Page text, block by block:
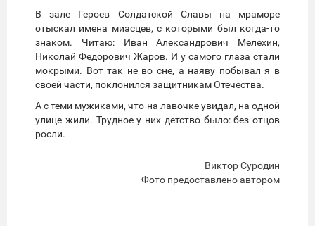
В зале Героев Солдатской Славы на мраморе
отыскал имена миасцев, с которыми был когда-то
знаком. Читаю: Иван Александрович Мелехин,
Николай Федорович Жаров. И у самого глаза стали
мокрыми. Вот так не во сне, а наяву побывал я в
своей части, поклонился защитникам Отечества.
А с теми мужиками, что на лавочке увидал, на одной
улице жили. Трудное у них детство было: без отцов
росли.
Виктор Суродин
Фото предоставлено автором